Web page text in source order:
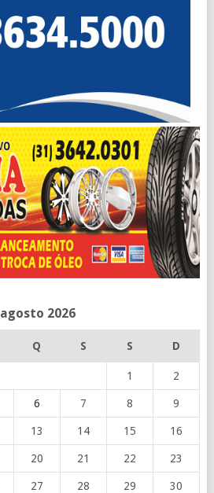
agosto 2026
Q S S D
1 2
6 7 8 9
13 14 15 16
20 21 22 23
27 28 29 30